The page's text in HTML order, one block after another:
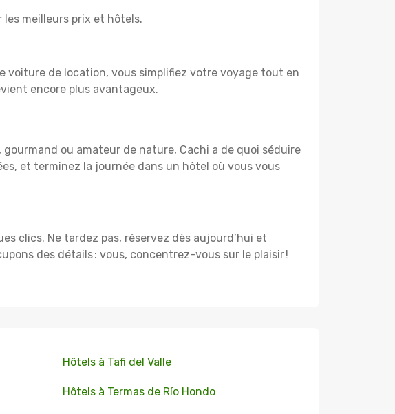
meilleurs prix et hôtels.
de location, vous simplifiez votre voyage tout en
encore plus avantageux.
gourmand ou amateur de nature, Cachi a de quoi séduire
et terminez la journée dans un hôtel où vous vous
clics. Ne tardez pas, réservez dès aujourd’hui et
des détails : vous, concentrez-vous sur le plaisir !
Hôtels à Tafi del Valle
Hôtels à Termas de Río Hondo